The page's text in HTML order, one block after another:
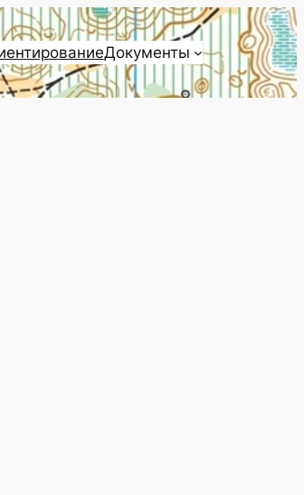
Документы